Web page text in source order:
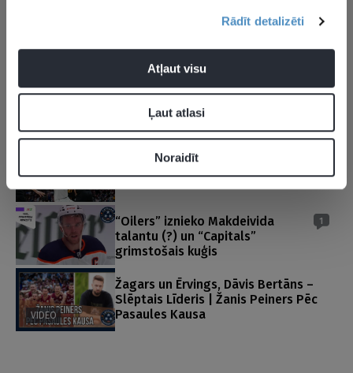
Rādīt detalizēti
Atļaut visu
Ļaut atlasi
Noraidīt
Sandi Ozoliņu?
Balinskis pārspēj Bedārdu!
Peiners un Valters spēkosies Elites A
grupā!
“Oilers” iznieko Makdeivida
talantu (?) un “Capitals”
grimstošais kuģis
1
VIDEO
Žagars un Ērvings, Dāvis Bertāns –
Slēptais Līderis | Žanis Peiners Pēc
Pasaules Kausa